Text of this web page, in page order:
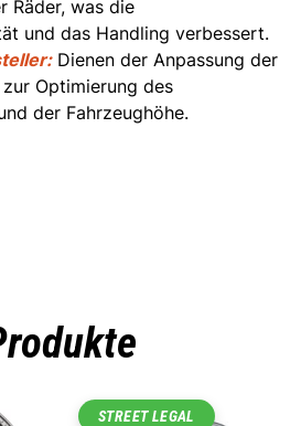
Räder, was die
und das Handling verbessert.
Dienen der Anpassung der
Optimierung des
der Fahrzeughöhe.
STREET LEGAL